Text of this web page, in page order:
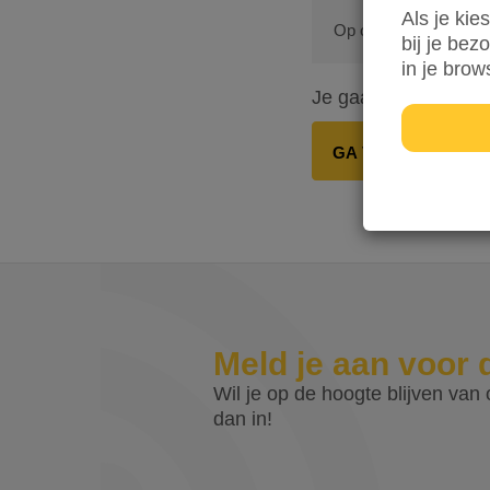
Op onze
Je gaat in totaal
GA VERDER
Meld je aan voor
Wil je op de hoogte blijven van
dan in!
Als je
bij je
in je